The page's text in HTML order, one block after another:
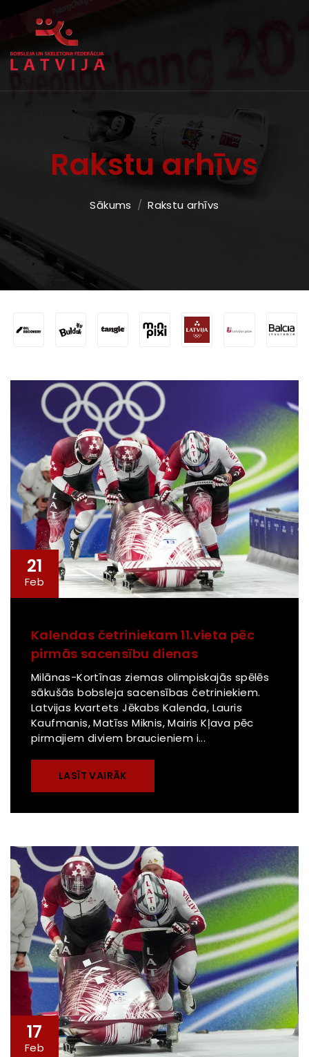
Rakstu arhīvs
Sākums Rakstu arhīvs
21
Feb
Kalendas četriniekam 11.vieta pēc
pirmās sacensību dienas
Milānas-Kortīnas ziemas olimpiskajās spēlēs
sākušās bobsleja sacensības četriniekiem.
Latvijas kvartets Jēkabs Kalenda, Lauris
Kaufmanis, Matīss Miknis, Mairis Kļava pēc
pirmajiem diviem braucieniem i...
LASĪT VAIRĀK
17
Feb